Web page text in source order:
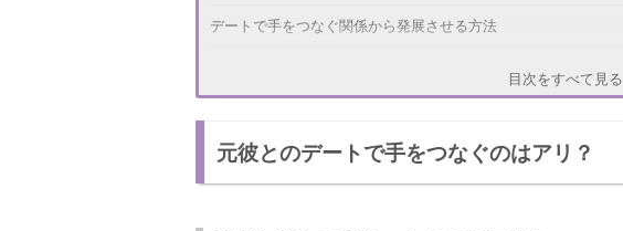
デートで手をつなぐ関係から発展させる方法
復縁をしたいのなら慎重に…！
目次をすべて見る
元彼とのデートで手をつなぐのはアリ？